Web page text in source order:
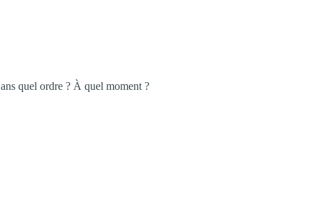
quel ordre ? À quel moment ?